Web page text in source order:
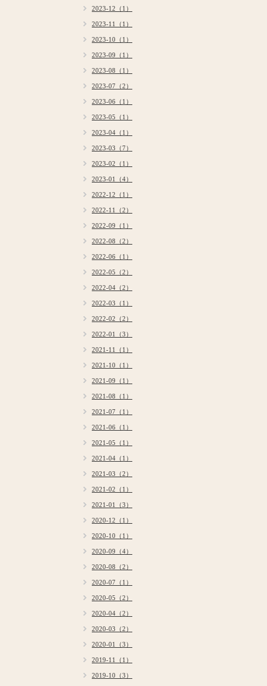
2023-12（1）
2023-11（1）
2023-10（1）
2023-09（1）
2023-08（1）
2023-07（2）
2023-06（1）
2023-05（1）
2023-04（1）
2023-03（7）
2023-02（1）
2023-01（4）
2022-12（1）
2022-11（2）
2022-09（1）
2022-08（2）
2022-06（1）
2022-05（2）
2022-04（2）
2022-03（1）
2022-02（2）
2022-01（3）
2021-11（1）
2021-10（1）
2021-09（1）
2021-08（1）
2021-07（1）
2021-06（1）
2021-05（1）
2021-04（1）
2021-03（2）
2021-02（1）
2021-01（3）
2020-12（1）
2020-10（1）
2020-09（4）
2020-08（2）
2020-07（1）
2020-05（2）
2020-04（2）
2020-03（2）
2020-01（3）
2019-11（1）
2019-10（3）